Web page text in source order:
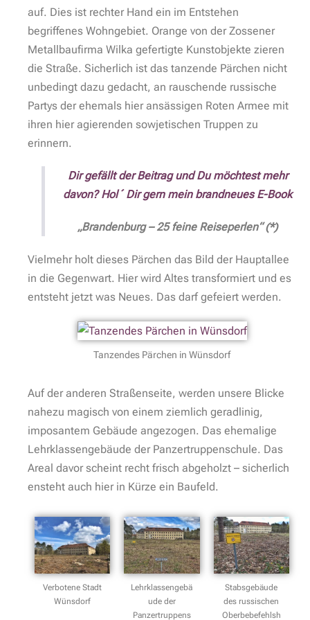
Auf der anderen Straßenseite, werden unsere Blicke
nahezu magisch von einem ziemlich geradlinig,
imposantem Gebäude angezogen. Das ehemalige
Lehrklassengebäude der Panzertruppenschule. Das
Areal davor scheint recht frisch abgeholzt – sicherlich
ensteht auch hier in Kürze ein Baufeld.
Wünsdorf
ude der
chule (1935 –
1943
des russischen
abers (1953 –
1994)
Warum ist Wünsdorf verboten?
sich auf die Zeit der russischen Besatzung, welche
direkt nach dem 2. Weltkrieg begann und bis 1994
andauerte. Während heute vor allem einzelne
Gebäude durch Zäune gesichert sind, war damals die
komplette Stadt für die allgemeine deutsche
Bevölkerung verboten. In der Regel bedurfte es
Bereiche zu betreten. Im Laufe der Wanderung
werden wir noch einige dieser unüberwindbaren
Sicherheitszäune finden.
Zunächst bekommen einen kleinen Geschmack
davon, denn am nächsten Tor lugen wir durch rostiges